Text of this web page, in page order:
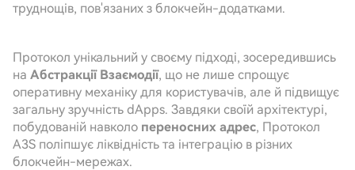
труднощів, пов'язаних з блокчейн-додатками.
Протокол унікальний у своєму підході, зосередившись
на Абстракції Взаємодії, що не лише спрощує
оперативну механіку для користувачів, але й підвищує
загальну зручність dApps. Завдяки своїй архітектурі,
побудованій навколо переносних адрес, Протокол
A3S поліпшує ліквідність та інтеграцію в різних
блокчейн-мережах.